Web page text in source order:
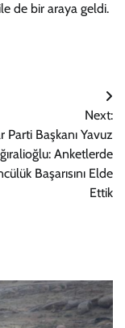
de bir araya geldi.
Next:
Parti Başkanı Yavuz
Anketlerde
Başarısını Elde
Ettik